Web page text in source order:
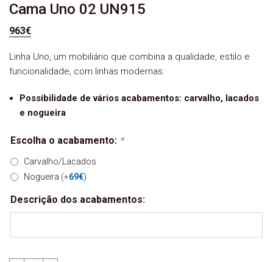
Cama Uno 02 UN915
963€
Linha Uno, um mobiliário que combina a qualidade, estilo e
funcionalidade, com linhas modernas.
Possibilidade de vários acabamentos: carvalho, lacados
e nogueira
Escolha o acabamento: *
Carvalho/Lacados
Nogueira (+69€)
Descrição dos acabamentos: